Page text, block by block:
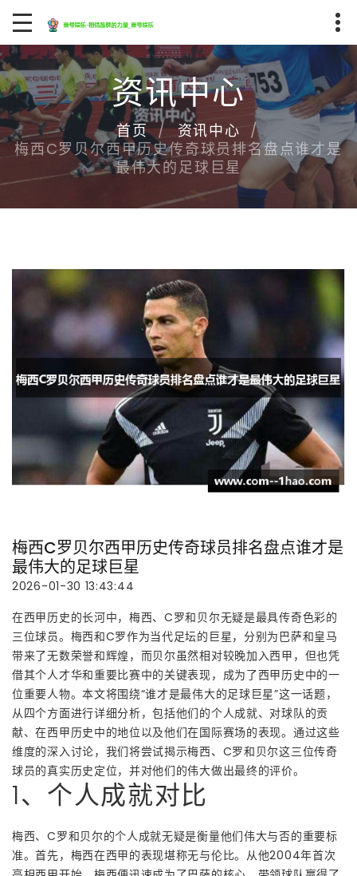
资讯中心
首页
资讯中心
梅西C罗贝尔西甲历史传奇球员排名盘点谁才是
最伟大的足球巨星
梅西C罗贝尔西甲历史传奇球员排名盘点谁才是
最伟大的足球巨星
2026-01-30 13:43:44
在西甲历史的长河中，梅西、C罗和贝尔无疑是最具传奇色彩的
三位球员。梅西和C罗作为当代足坛的巨星，分别为巴萨和皇马
带来了无数荣誉和辉煌，而贝尔虽然相对较晚加入西甲，但也凭
借其个人才华和重要比赛中的关键表现，成为了西甲历史中的一
位重要人物。本文将围绕“谁才是最伟大的足球巨星”这一话题，
从四个方面进行详细分析，包括他们的个人成就、对球队的贡
献、在西甲历史中的地位以及他们在国际赛场的表现。通过这些
维度的深入讨论，我们将尝试揭示梅西、C罗和贝尔这三位传奇
球员的真实历史定位，并对他们的伟大做出最终的评价。
1、个人成就对比
梅西、C罗和贝尔的个人成就无疑是衡量他们伟大与否的重要标
准。首先，梅西在西甲的表现堪称无与伦比。从他2004年首次